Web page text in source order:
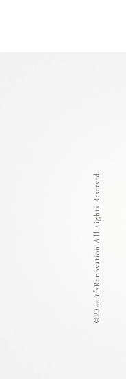
©2022 Y’sRenovation All Rights Reserved.